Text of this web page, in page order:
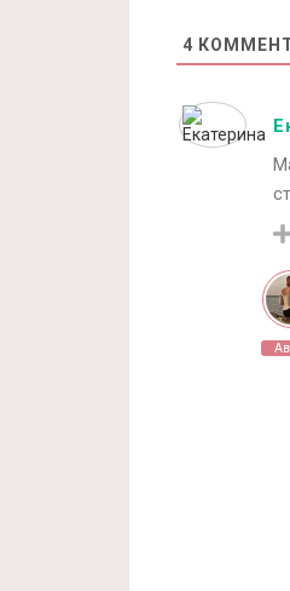
4